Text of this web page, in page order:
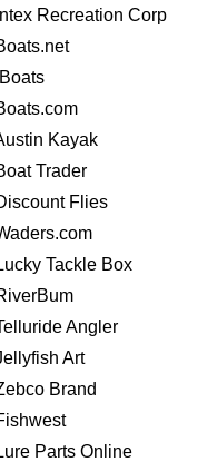
Recreation Corp
Kayak
Trader
Flies
Tackle Box
Angler
Art
Brand
Parts Online